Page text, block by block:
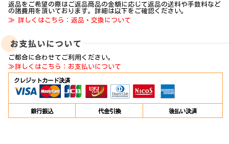
返品をご希望の際はご返品商品の金額に応じて返品の送料や手数料など
の諸費用を頂いております。詳細は以下をご確認ください。
≫ 詳しくはこちら：返品・交換について
ご都合に合わせてご利用ください。
≫詳しくはこちら：お支払いについて
クレジットカード決済
銀行振込 代金引換 後払い決済